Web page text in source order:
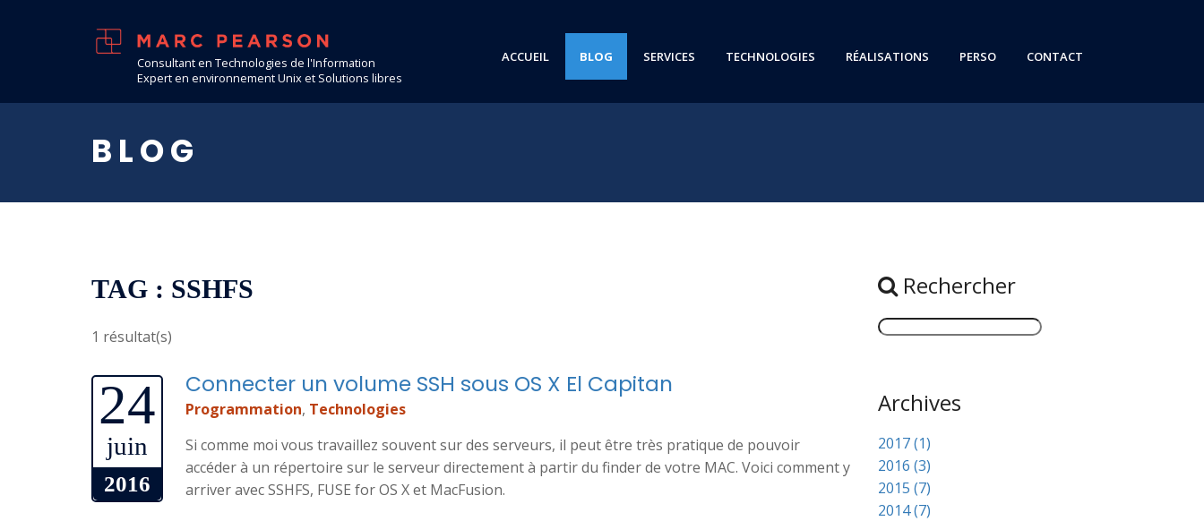
Consultant en Technologies de l'Information
Expert en environnement Unix et Solutions libres
ACCUEIL BLOG SERVICES TECHNOLOGIES RÉALISATIONS PERSO CONTACT
BLOG
TAG : SSHFS
1 résultat(s)
24
juin
2016
Connecter un volume SSH sous OS X El Capitan
Programmation, Technologies
Si comme moi vous travaillez souvent sur des serveurs, il peut être très pratique de pouvoir
accéder à un répertoire sur le serveur directement à partir du finder de votre MAC. Voici comment y
arriver avec SSHFS, FUSE for OS X et MacFusion.
Rechercher
Archives
2017 (1)
2016 (3)
2015 (7)
2014 (7)